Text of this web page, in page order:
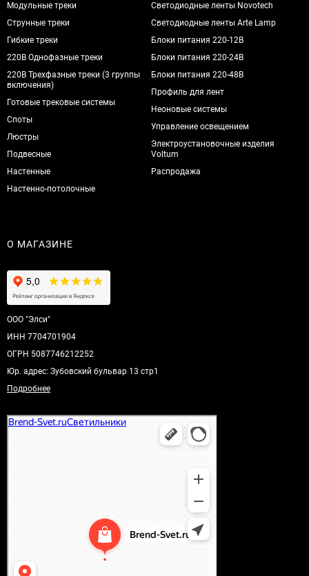
Модульные треки
Струнные треки
Гибкие треки
220В Однофазные треки
220В Трехфазные треки (3 группы
включения)
Готовые трековые системы
Споты
Люстры
Подвесные
Настенные
Настенно-потолочные
Светодиодные ленты Novotech
Светодиодные ленты Arte Lamp
Блоки питания 220-12В
Блоки питания 220-24В
Блоки питания 220-48В
Профиль для лент
Неоновые системы
Управление освещением
Электроустановочные изделия
Voltum
Распродажа
О МАГАЗИНЕ
ООО "Элси"
ИНН 7704701904
ОГРН 5087746212252
Юр. адрес: Зубовский бульвар 13 стр1
Подробнее